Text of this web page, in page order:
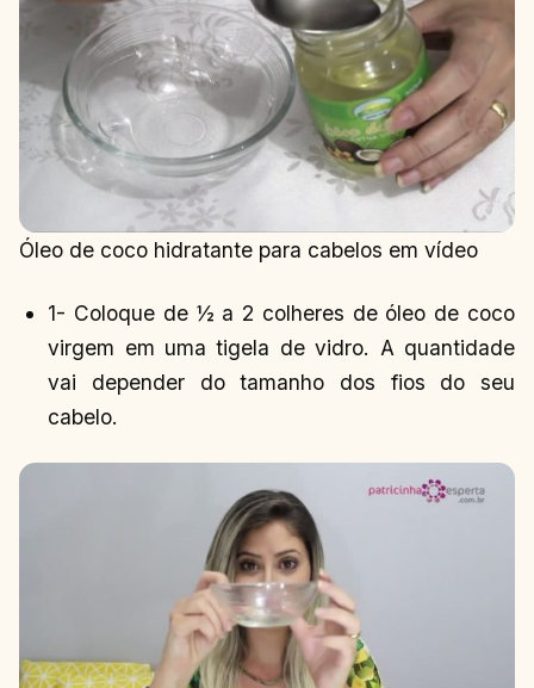
Óleo de coco hidratante para cabelos em vídeo
1- Coloque de ½ a 2 colheres de óleo de coco
virgem em uma tigela de vidro. A quantidade
vai depender do tamanho dos fios do seu
cabelo.